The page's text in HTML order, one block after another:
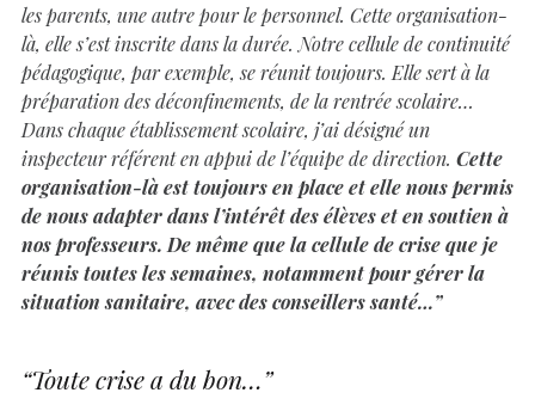
les parents, une autre pour le personnel. Cette organisation-
là, elle s’est inscrite dans la durée. Notre cellule de continuité
pédagogique, par exemple, se réunit toujours. Elle sert à la
préparation des déconfinements, de la rentrée scolaire…
Dans chaque établissement scolaire, j’ai désigné un
inspecteur référent en appui de l’équipe de direction. Cette
organisation-là est toujours en place et elle nous permis
de nous adapter dans l’intérêt des élèves et en soutien à
nos professeurs. De même que la cellule de crise que je
réunis toutes les semaines, notamment pour gérer la
situation sanitaire, avec des conseillers santé…”
“Toute crise a du bon…”